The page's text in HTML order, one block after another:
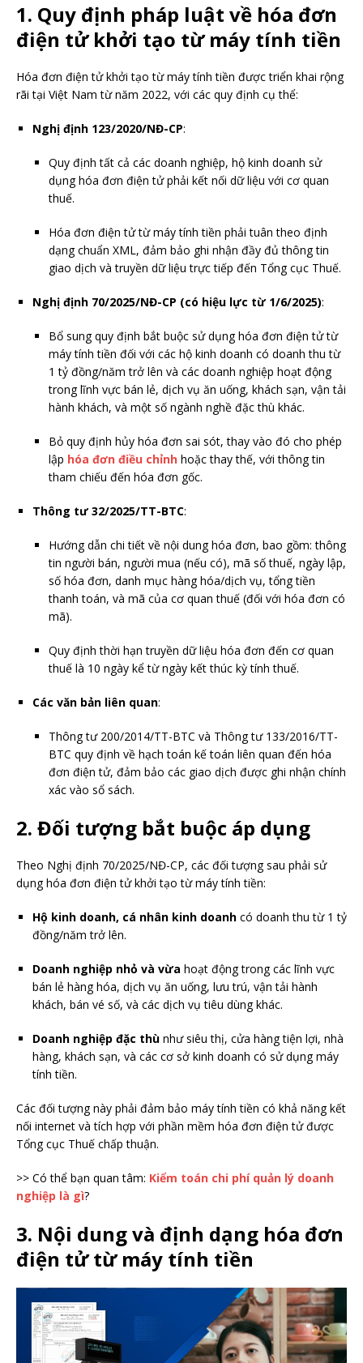
1. Quy định pháp luật về hóa đơn
điện tử khởi tạo từ máy tính tiền
Hóa đơn điện tử khởi tạo từ máy tính tiền được triển khai rộng
rãi tại Việt Nam từ năm 2022, với các quy định cụ thể:
Nghị định 123/2020/NĐ-CP:
Quy định tất cả các doanh nghiệp, hộ kinh doanh sử
dụng hóa đơn điện tử phải kết nối dữ liệu với cơ quan
thuế.
Hóa đơn điện tử từ máy tính tiền phải tuân theo định
dạng chuẩn XML, đảm bảo ghi nhận đầy đủ thông tin
giao dịch và truyền dữ liệu trực tiếp đến Tổng cục Thuế.
Nghị định 70/2025/NĐ-CP (có hiệu lực từ 1/6/2025):
Bổ sung quy định bắt buộc sử dụng hóa đơn điện tử từ
máy tính tiền đối với các hộ kinh doanh có doanh thu từ
1 tỷ đồng/năm trở lên và các doanh nghiệp hoạt động
trong lĩnh vực bán lẻ, dịch vụ ăn uống, khách sạn, vận tải
hành khách, và một số ngành nghề đặc thù khác.
Bỏ quy định hủy hóa đơn sai sót, thay vào đó cho phép
lập hóa đơn điều chỉnh hoặc thay thế, với thông tin
tham chiếu đến hóa đơn gốc.
Thông tư 32/2025/TT-BTC:
Hướng dẫn chi tiết về nội dung hóa đơn, bao gồm: thông
tin người bán, người mua (nếu có), mã số thuế, ngày lập,
số hóa đơn, danh mục hàng hóa/dịch vụ, tổng tiền
thanh toán, và mã của cơ quan thuế (đối với hóa đơn có
mã).
Quy định thời hạn truyền dữ liệu hóa đơn đến cơ quan
thuế là 10 ngày kể từ ngày kết thúc kỳ tính thuế.
Các văn bản liên quan:
Thông tư 200/2014/TT-BTC và Thông tư 133/2016/TT-
BTC quy định về hạch toán kế toán liên quan đến hóa
đơn điện tử, đảm bảo các giao dịch được ghi nhận chính
xác vào sổ sách.
2. Đối tượng bắt buộc áp dụng
Theo Nghị định 70/2025/NĐ-CP, các đối tượng sau phải sử
dụng hóa đơn điện tử khởi tạo từ máy tính tiền:
Hộ kinh doanh, cá nhân kinh doanh có doanh thu từ 1 tỷ
đồng/năm trở lên.
Doanh nghiệp nhỏ và vừa hoạt động trong các lĩnh vực
bán lẻ hàng hóa, dịch vụ ăn uống, lưu trú, vận tải hành
khách, bán vé số, và các dịch vụ tiêu dùng khác.
Doanh nghiệp đặc thù như siêu thị, cửa hàng tiện lợi, nhà
hàng, khách sạn, và các cơ sở kinh doanh có sử dụng máy
tính tiền.
Các đối tượng này phải đảm bảo máy tính tiền có khả năng kết
nối internet và tích hợp với phần mềm hóa đơn điện tử được
Tổng cục Thuế chấp thuận.
>> Có thể bạn quan tâm: Kiểm toán chi phí quản lý doanh
nghiệp là gì?
3. Nội dung và định dạng hóa đơn
điện tử từ máy tính tiền